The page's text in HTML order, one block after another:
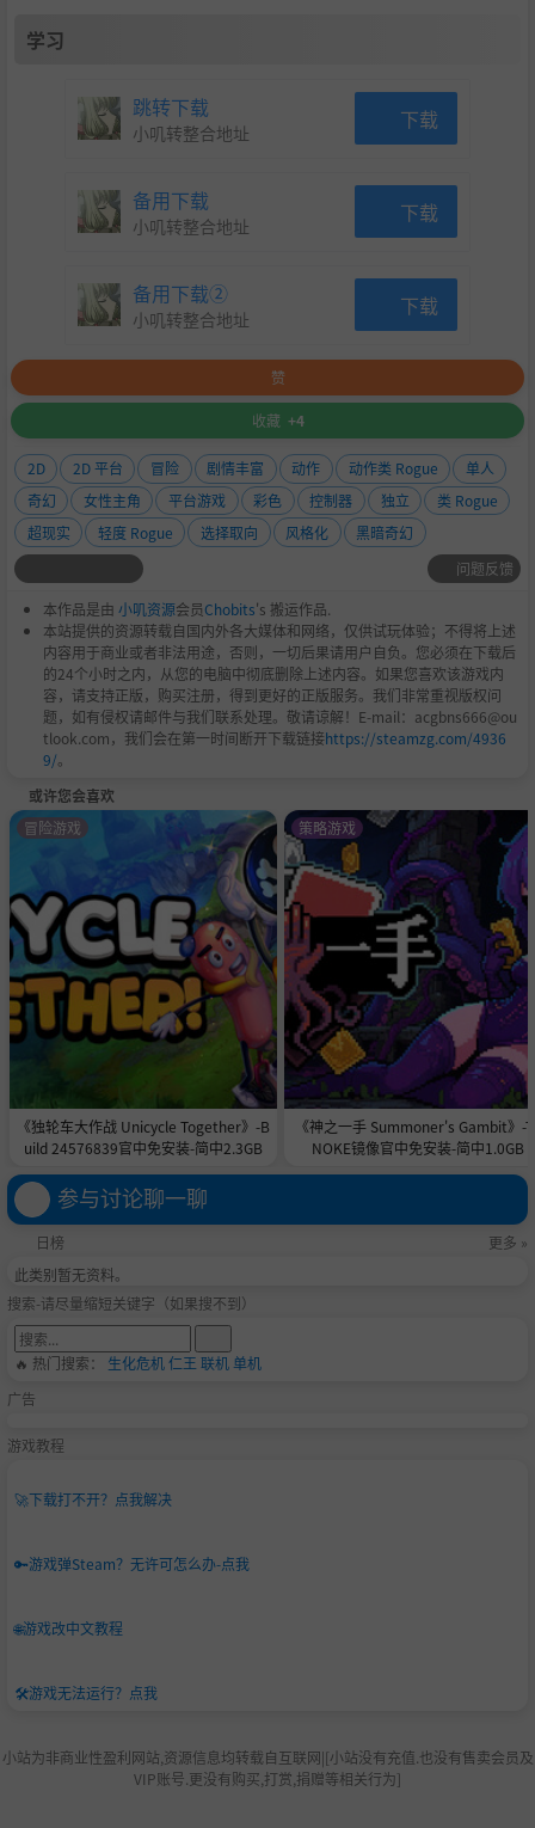
学习
跳转下载
小叽转整合地址 下载
备用下载
小叽转整合地址 下载
备用下载②
小叽转整合地址 下载
赞
收藏 +4
2D 2D 平台 冒险 剧情丰富 动作 动作类 Rogue
单人
奇幻
女性主角 平台游戏 彩色 控制器 独立
类 Rogue
超现实
轻度 Rogue 选择取向 风格化
黑暗奇幻
问题反馈
本作品是由 小叽资源会员Chobits's 搬运作品.
本站提供的资源转载自国内外各大媒体和网络，仅供试玩体验；不得将上述
内容用于商业或者非法用途，否则，一切后果请用户自负。您必须在下载后
的24个小时之内，从您的电脑中彻底删除上述内容。如果您喜欢该游戏内
容，请支持正版，购买注册，得到更好的正版服务。我们非常重视版权问
题，如有侵权请邮件与我们联系处理。敬请谅解！E-mail：acgbns666@ou
tlook.com，我们会在第一时间断开下载链接https://steamzg.com/4936
9/。
或许您会喜欢
《独轮车大作战 Unicycle Together》-B
uild 24576839官中免安装-简中2.3GB
冒险游戏
《神之一手 Summoner's Gambit》-
NOKE镜像官中免安装-简中1.0GB
策略游戏
参与讨论聊一聊
日榜
更多 »
此类别暂无资料。
搜索-请尽量缩短关键字（如果搜不到）
🔥 热门搜索： 生化危机仁王 联机单机
广告
游戏教程
🚀下载打不开？点我解决
🔑游戏弹Steam？无许可怎么办-点我
🌐游戏改中文教程
🛠️游戏无法运行？点我
小站为非商业性盈利网站,资源信息均转载自互联网|[小站没有充值.也没有售卖会员及
VIP账号.更没有购买,打赏,捐赠等相关行为]